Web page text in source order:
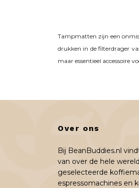
Tampmatten zijn een
drukken in de filterdrager
maar essentieel accessoire
Over ons
Bij BeanBuddies.nl
van over de hele
geselecteerde
espressomachines en